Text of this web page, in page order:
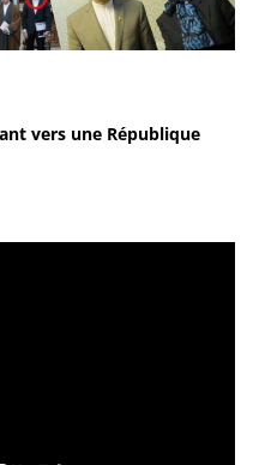
vers une République